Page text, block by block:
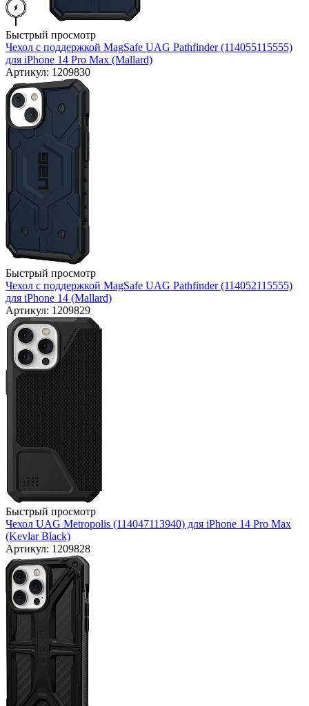
Быстрый просмотр
Чехол с поддержкой MagSafe UAG Pathfinder (114055115555)
для iPhone 14 Pro Max (Mallard)
Артикул: 1209830
Быстрый просмотр
Чехол с поддержкой MagSafe UAG Pathfinder (114052115555)
для iPhone 14 (Mallard)
Артикул: 1209829
Быстрый просмотр
Чехол UAG Metropolis (114047113940) для iPhone 14 Pro Max
(Kevlar Black)
Артикул: 1209828